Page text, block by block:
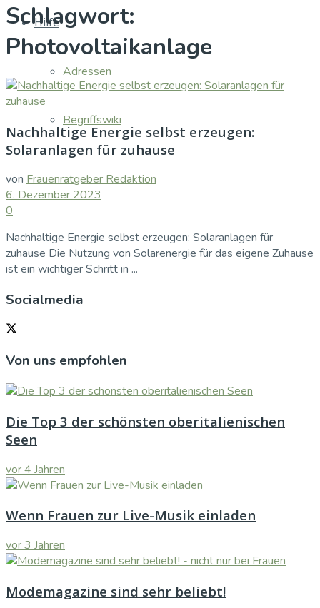
Hilfe
Adressen
Begriffswiki
Schlagwort:
Photovoltaikanlage
Nachhaltige Energie selbst erzeugen:
Solaranlagen für zuhause
von Frauenratgeber Redaktion
6. Dezember 2023
0
Nachhaltige Energie selbst erzeugen: Solaranlagen für
zuhause Die Nutzung von Solarenergie für das eigene Zuhause
ist ein wichtiger Schritt in ...
Socialmedia
Von uns empfohlen
Die Top 3 der schönsten oberitalienischen
Seen
vor 4 Jahren
Wenn Frauen zur Live-Musik einladen
vor 3 Jahren
Modemagazine sind sehr beliebt!